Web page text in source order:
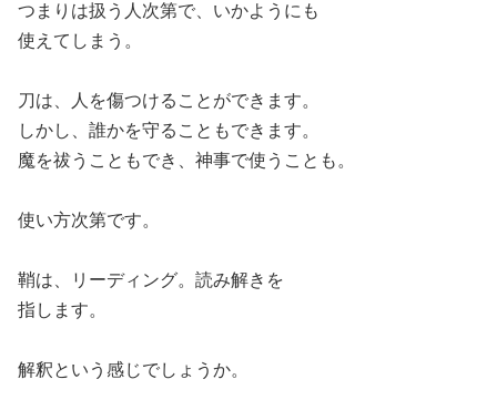
つまりは扱う人次第で、いかようにも
使えてしまう。
刀は、人を傷つけることができます。
しかし、誰かを守ることもできます。
魔を祓うこともでき、神事で使うことも。
使い方次第です。
鞘は、リーディング。読み解きを
指します。
解釈という感じでしょうか。